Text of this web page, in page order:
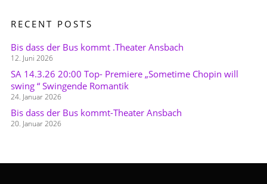
RECENT POSTS
Bis dass der Bus kommt .Theater Ansbach
12. Juni 2026
SA 14.3.26 20:00 Top- Premiere „Sometime Chopin will
swing “ Swingende Romantik
24. Januar 2026
Bis dass der Bus kommt-Theater Ansbach
20. Januar 2026